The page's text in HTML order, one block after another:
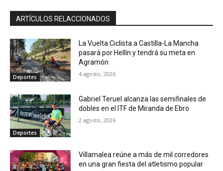
ARTÍCULOS RELACCIONADOS
Deportes
La Vuelta Ciclista a Castilla-La Mancha
pasará por Hellín y tendrá su meta en
Agramón
4 agosto, 2026
Deportes
Gabriel Teruel alcanza las semifinales de
dobles en el ITF de Miranda de Ebro
2 agosto, 2026
Villamalea reúne a más de mil corredores
en una gran fiesta del atletismo popular